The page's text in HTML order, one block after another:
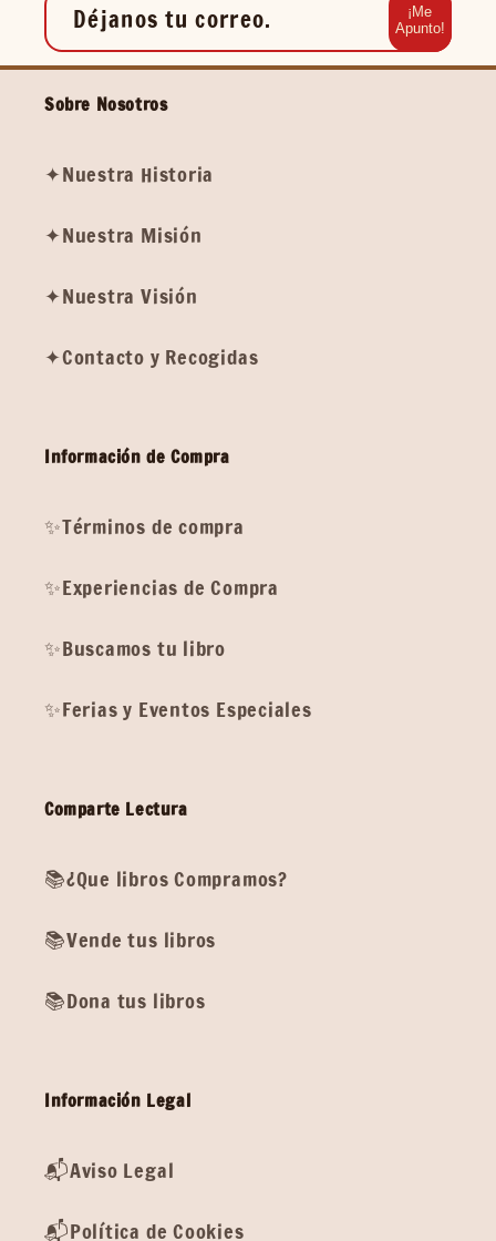
Déjanos tu correo.
¡Me
Apunto!
Sobre Nosotros
✦Nuestra Historia
✦Nuestra Misión
✦Nuestra Visión
✦Contacto y Recogidas
Información de Compra
✨Términos de compra
✨Experiencias de Compra
✨Buscamos tu libro
✨Ferias y Eventos Especiales
Comparte Lectura
📚¿Que libros Compramos?
📚Vende tus libros
📚Dona tus libros
Información Legal
📬Aviso Legal
📬Política de Cookies